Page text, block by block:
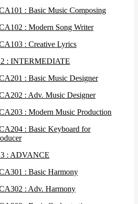
: Basic Music Composing
: Modern Song Writer
: Creative Lyrics
: INTERMEDIATE
: Basic Music Designer
: Adv. Music Designer
: Modern Music Production
: Basic Keyboard for
: ADVANCE
: Basic Harmony
: Adv. Harmony